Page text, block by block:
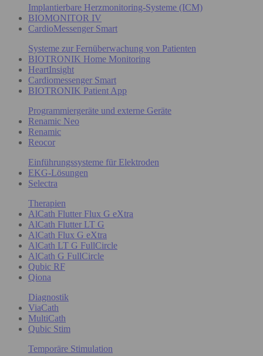
Implantierbare Herzmonitoring-Systeme (ICM)
BIOMONITOR IV
CardioMessenger Smart
Systeme zur Fernüberwachung von Patienten
BIOTRONIK Home Monitoring
HeartInsight
Cardiomessenger Smart
BIOTRONIK Patient App
Programmiergeräte und externe Geräte
Renamic Neo
Renamic
Reocor
Einführungssysteme für Elektroden
EKG-Lösungen
Selectra
Therapien
AlCath Flutter Flux G eXtra
AlCath Flutter LT G
AlCath Flux G eXtra
AlCath LT G FullCircle
AlCath G FullCircle
Qubic RF
Qiona
Diagnostik
ViaCath
MultiCath
Qubic Stim
Temporäre Stimulation